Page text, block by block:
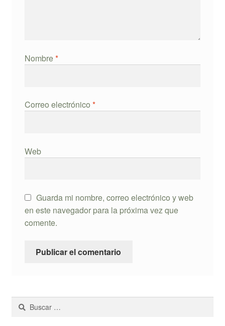
Nombre*
Correo electrónico *
Web
Guarda mi nombre, correo electrónico y web
en este navegador para la próxima vez que
comente.
Buscar: